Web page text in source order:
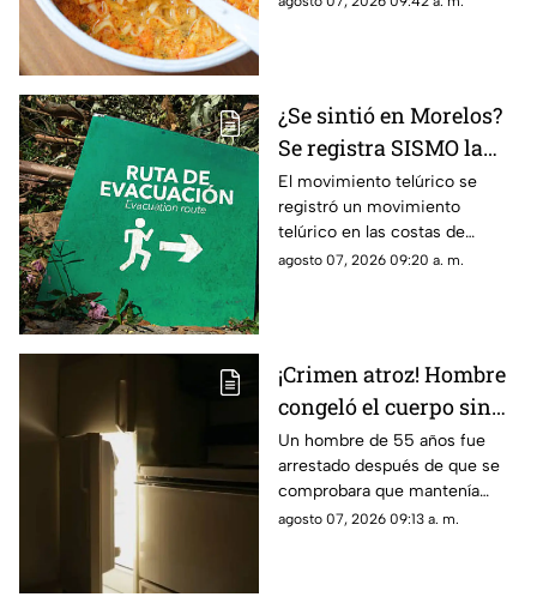
¿Se sintió en Morelos?
Se registra SISMO la
mañana de este viernes
7 de agosto
El movimiento telúrico se
registró un movimiento
telúrico en las costas de
Guerrero.
agosto 07, 2026 09:20 a. m.
¡Crimen atroz! Hombre
congeló el cuerpo sin
vida de su padre para
poder cobrar su
pensión; Lo hizo
durante más de dos
Un hombre de 55 años fue
arrestado después de que se
comprobara que mantenía
congelado el cuerpo sin vida
agosto 07, 2026 09:13 a. m.